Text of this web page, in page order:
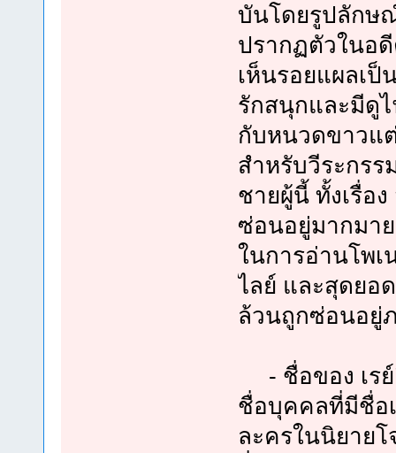
บันโดยรูปลักษ
ปรากฏตัวในอ
เห็นรอยแผลเ
รักสนุกและมีดูไ
กับหนวดขาวแ
สำหรับวีระกร
ชายผู้นี้ ทั้งเรื่อ
ซ่อนอยู่มากมา
ในการอ่านโพเ
ไลย์ และสุดยอ
ล้วนถูกซ่อนอยู่
- ชื่อของ เรย์
ชื่อบุคคลที่มีชื่อ
ละครในนิยาย